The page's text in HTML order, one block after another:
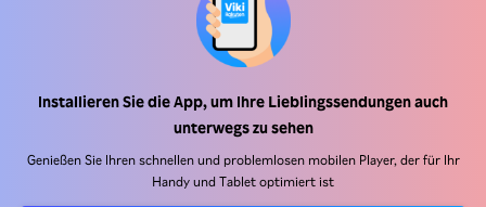
Installieren Sie die App, um Ihre Lieblingssendungen auch
unterwegs zu sehen
Genießen Sie Ihren schnellen und problemlosen mobilen Player, der für Ihr
Handy und Tablet optimiert ist
Hilfe Center
Arbeiten Sie mit uns zusammen